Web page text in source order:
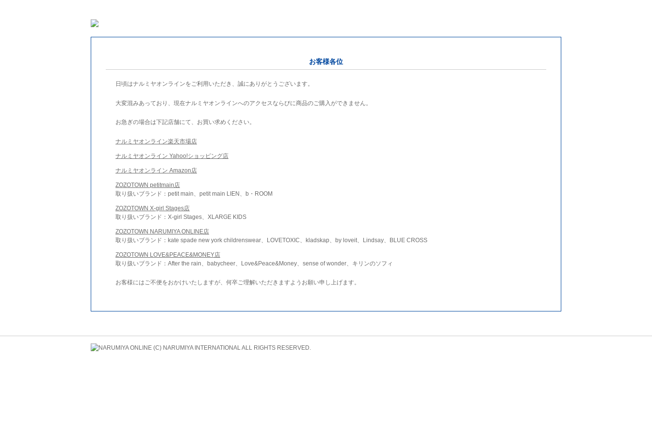
お客様各位
日頃はナルミヤオンラインをご利用いただき、誠にありがとうございます。
大変混みあっており、現在ナルミヤオンラインへのアクセスならびに商品のご購入ができません。
お急ぎの場合は下記店舗にて、お買い求めください。
ナルミヤオンライン楽天市場店
ナルミヤオンライン Yahoo!ショッピング店
ナルミヤオンライン Amazon店
ZOZOTOWN petitmain店
取り扱いブランド：petit main、petit main LIEN、b・ROOM
ZOZOTOWN X-girl Stages店
取り扱いブランド：X-girl Stages、XLARGE KIDS
ZOZOTOWN NARUMIYA ONLINE店
取り扱いブランド：kate spade new york childrenswear、LOVETOXIC、kladskap、by loveit、Lindsay、BLUE CROSS
ZOZOTOWN LOVE&PEACE&MONEY店
取り扱いブランド：After the rain、babycheer、Love&Peace&Money、sense of wonder、キリンのソフィ
お客様にはご不便をおかけいたしますが、何卒ご理解いただきますようお願い申し上げます。